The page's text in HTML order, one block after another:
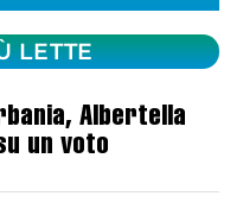
LETTE
Albertella
un voto